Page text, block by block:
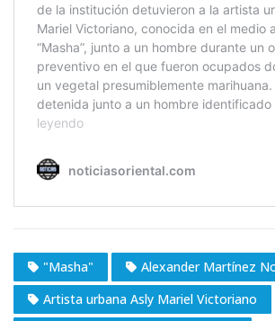
"Masha"
Alexander Martínez
Artista urbana Asly Mariel Victoriano